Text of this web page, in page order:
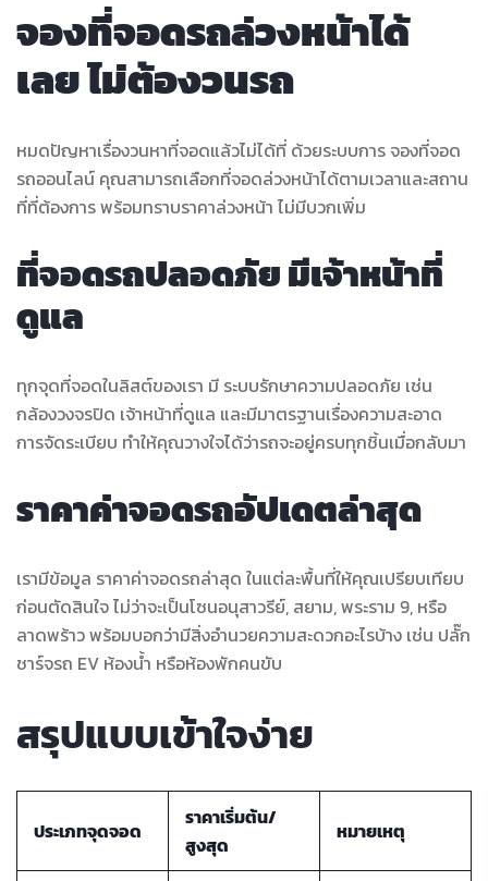
จองที่จอดรถล่วงหน้าได้
เลย ไม่ต้องวนรถ
หมดปัญหาเรื่องวนหาที่จอดแล้วไม่ได้ที่ ด้วยระบบการ จองที่จอด
รถออนไลน์ คุณสามารถเลือกที่จอดล่วงหน้าได้ตามเวลาและสถาน
ที่ที่ต้องการ พร้อมทราบราคาล่วงหน้า ไม่มีบวกเพิ่ม
ที่จอดรถปลอดภัย มีเจ้าหน้าที่
ดูแล
ทุกจุดที่จอดในลิสต์ของเรา มี ระบบรักษาความปลอดภัย เช่น
กล้องวงจรปิด เจ้าหน้าที่ดูแล และมีมาตรฐานเรื่องความสะอาด
การจัดระเบียบ ทำให้คุณวางใจได้ว่ารถจะอยู่ครบทุกชิ้นเมื่อกลับมา
ราคาค่าจอดรถอัปเดตล่าสุด
เรามีข้อมูล ราคาค่าจอดรถล่าสุด ในแต่ละพื้นที่ให้คุณเปรียบเทียบ
ก่อนตัดสินใจ ไม่ว่าจะเป็นโซนอนุสาวรีย์, สยาม, พระราม 9, หรือ
ลาดพร้าว พร้อมบอกว่ามีสิ่งอำนวยความสะดวกอะไรบ้าง เช่น ปลั๊ก
ชาร์จรถ EV ห้องน้ำ หรือห้องพักคนขับ
สรุปแบบเข้าใจง่าย
ประเภทจุดจอด
ราคาเริ่มต้น/
สูงสุด
หมายเหตุ